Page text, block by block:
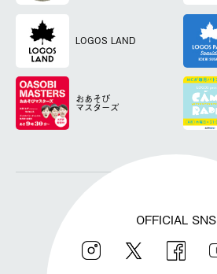
LOGOS LAND
おあそび
マスターズ
OFFICIAL SNS